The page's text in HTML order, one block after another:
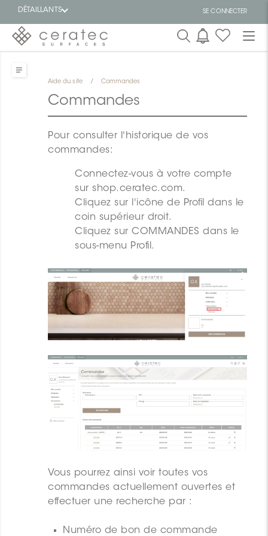
DÉTAILLANTS SE CONNECTER
vedette
Aide du site / Commandes
Commandes
Pour consulter l'historique de vos
commandes:
Connectez-vous à votre compte
sur shop.ceratec.com.
Cliquez sur l'icône de Profil dans le
coin supérieur droit.
Cliquez sur COMMANDES dans le
sous-menu Profil.
Vous pourrez ainsi voir toutes vos
commandes actuellement ouvertes et
effectuer une recherche par :
Numéro de bon de commande